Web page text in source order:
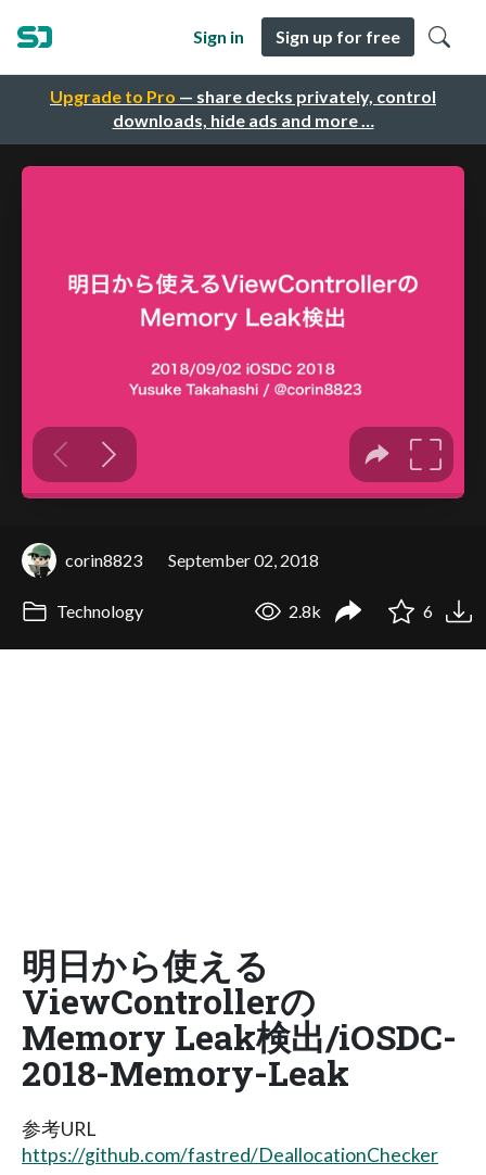
Upgrade to Pro — share decks privately, control
downloads, hide ads and more …
Sign in Sign up for free
corin8823 September 02, 2018
Technology 2.8k 6
明日から使える
ViewControllerの
Memory Leak検出/iOSDC-
2018-Memory-Leak
参考URL
https://github.com/fastred/DeallocationChecker